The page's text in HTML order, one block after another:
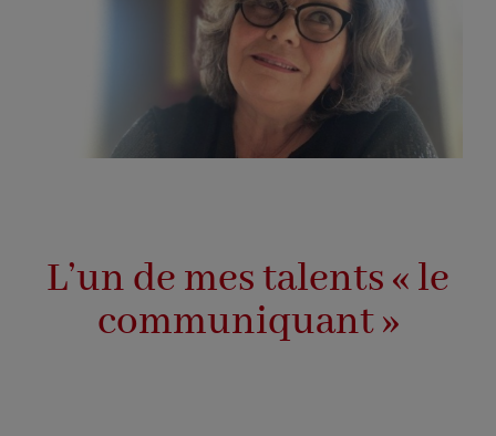
L’un de mes talents « le
communiquant »